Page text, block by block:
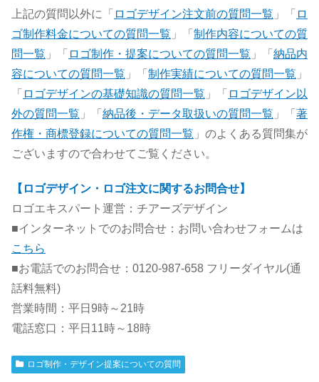
上記の質問以外に「 ロゴデザイン注文前の質問一覧 」「 ロ
ゴ制作料金についての質問一覧 」「 制作内容についての質
問一覧 」「 ロゴ制作・提案についての質問一覧 」「 納品内
容についての質問一覧 」「 制作実績についての質問一覧 」
「 ロゴデザインの基礎知識の質問一覧 」「 ロゴデザイン以
外の質問一覧 」「 納品後・データ取扱いの質問一覧 」「 著
作権・商標登録についての質問一覧 」のよくある質問集が
ございますので合わせてご覧ください。
【ロゴデザイン・ロゴ注文に関するお問合せ】
ロゴエキスパート運営：チアーズデザイン
■インターネットでのお問合せ：お問い合わせフォームは
こちら
■お電話でのお問合せ：0120-987-658 フリーダイヤル(通
話料無料)
営業時間：平日9時～21時
電話窓口：平日11時～18時
ロゴ制作・デザイン提案についての質問